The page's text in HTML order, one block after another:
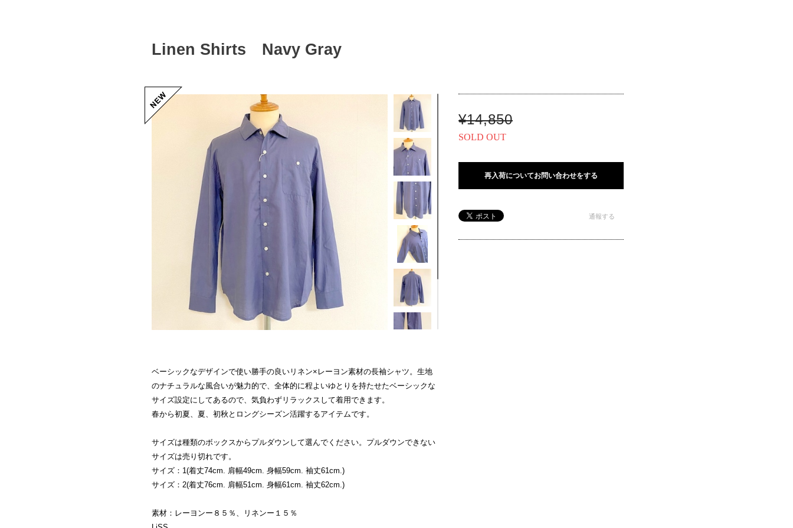
Linen Shirts Navy Gray
ベーシックなデザインで使い勝手の良いリネン×レーヨン素材の長袖シャツ。生地
のナチュラルな風合いが魅力的で、全体的に程よいゆとりを持たせたベーシックな
サイズ設定にしてあるので、気負わずリラックスして着用できます。
春から初夏、夏、初秋とロングシーズン活躍するアイテムです。
サイズは種類のボックスからプルダウンして選んでください。プルダウンできない
サイズは売り切れです。
サイズ：1(着丈74cm. 肩幅49cm. 身幅59cm. 袖丈61cm.)
サイズ：2(着丈76cm. 肩幅51cm. 身幅61cm. 袖丈62cm.)
素材：レーヨンー８５％、リネンー１５％
¥14,850
SOLD OUT
再入荷についてお問い合わせをする
通報する